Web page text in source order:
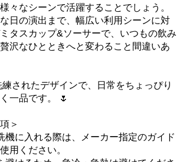
々なシーンで活躍することでしょう。
日の演出まで、幅広い利用シーンに対
タスカップ&ソーサーで、いつもの飲み
沢なひとときへと変わること間違いあ
されたデザインで、日常をちょっぴり
一品です。 🌷
＞
機に入れる際は、メーカー指定のガイド
用ください。